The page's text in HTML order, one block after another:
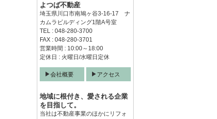
よつば不動産
埼玉県川口市南鳩ヶ谷3-16-17 ナ
カムラビルディング1階A号室
TEL : 048-280-3700
FAX : 048-280-3701
営業時間 : 10:00～18:00
定休日 : 火曜日/水曜日定休
会社概要 アクセス
地域に根付き、愛される企業
を目指して。
当社は不動産事業のほかにリフォ